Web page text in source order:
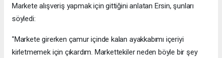
Markete alışveriş yapmak için gittiğini anlatan Ersin, şunları
söyledi:
"Markete girerken çamur içinde kalan ayakkabımı içeriyi
kirletmemek için çıkardım. Markettekiler neden böyle bir şey